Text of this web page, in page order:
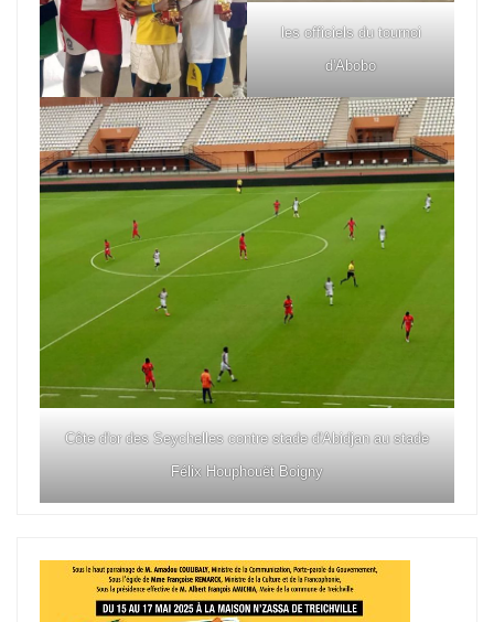
les officiels du tournoi
d'Abobo
Côte d'or des Seychelles contre stade d'Abidjan au stade
Félix Houphouët Boigny